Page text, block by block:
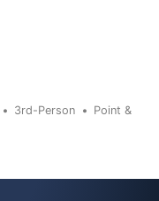
3rd-Person
Point &